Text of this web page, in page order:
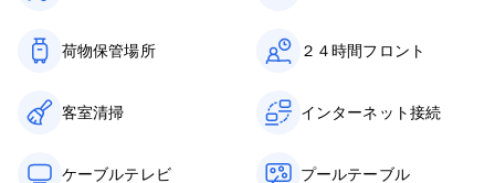
荷物保管場所 ２４時間フロント
客室清掃 インターネット接続
ケーブルテレビ プールテーブル